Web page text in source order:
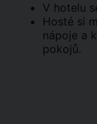
V hotelu
Hosté si
nápoje a
pokojů.